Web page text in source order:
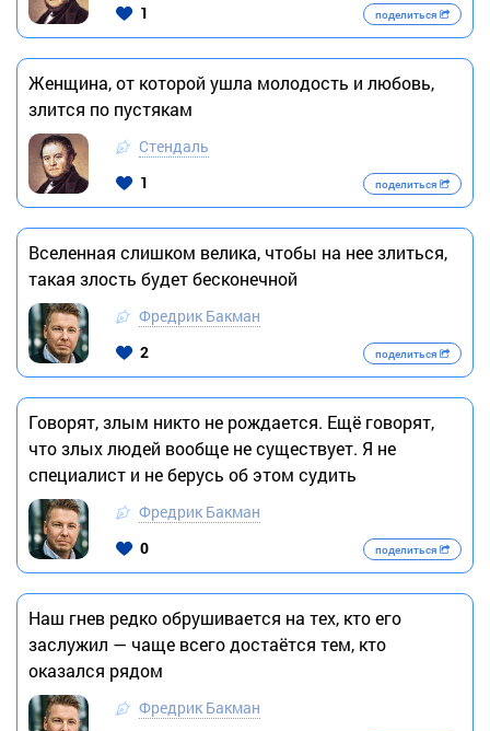
1 поделиться
Женщина, от которой ушла молодость и любовь,
злится по пустякам
Стендаль
1
поделиться
Вселенная слишком велика, чтобы на нее злиться,
такая злость будет бесконечной
Фредрик Бакман
2
поделиться
Говорят, злым никто не рождается. Ещё говорят,
что злых людей вообще не существует. Я не
специалист и не берусь об этом судить
Фредрик Бакман
0
поделиться
Наш гнев редко обрушивается на тех, кто его
заслужил — чаще всего достаётся тем, кто
оказался рядом
Фредрик Бакман